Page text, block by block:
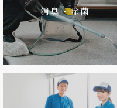
消臭・除菌